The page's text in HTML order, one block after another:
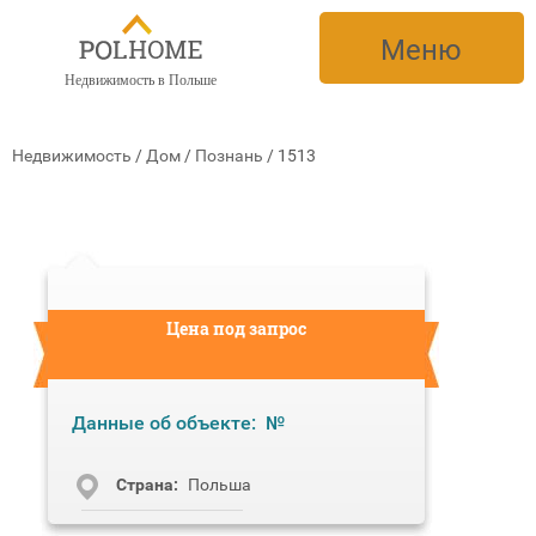
Недвижимость в Польше
Меню
Недвижимость / Дом / Познань / 1513
Цена под запрос
Данные об объекте: №
Cтрана: Польша